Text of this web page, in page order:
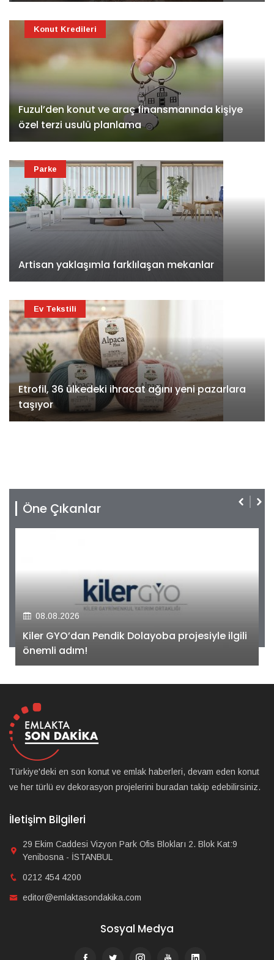
Fuzul’den konut ve araç finansmanında kişiye
özel terzi usulü planlama
Konut Kredileri
Artisan yaklaşımla farklılaşan mekanlar
Parke
Etrofil, 36 ülkedeki ihracat ağını yeni pazarlara
taşıyor
Ev Tekstili
Öne Çıkanlar
08.08.2026
Kiler GYO’dan Pendik Dolayoba projesiyle ilgili
önemli adım!
Türkiye'deki en son konut ve emlak haberleri, devam eden konut
ve her türlü ev dekorasyon projelerini buradan takip edebilirsiniz.
İletişim Bilgileri
29 Ekim Caddesi Vizyon Park Ofis Blokları 2. Blok Kat:9
Yenibosna - İSTANBUL
0212 454 4200
editor@emlaktasondakika.com
Sosyal Medya